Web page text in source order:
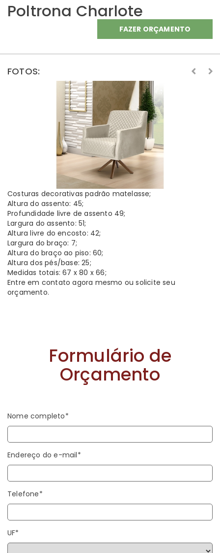
Poltrona Charlote
FAZER ORÇAMENTO
FOTOS:
Costuras decorativas padrão matelasse;
Altura do assento: 45;
Profundidade livre de assento 49;
Largura do assento: 51;
Altura livre do encosto: 42;
Largura do braço: 7;
Altura do braço ao piso: 60;
Altura dos pés/base: 25;
Medidas totais: 67 x 80 x 66;
Entre em contato agora mesmo ou solicite seu
orçamento.
Formulário de
Orçamento
Nome completo*
Endereço do e-mail*
Telefone*
UF*